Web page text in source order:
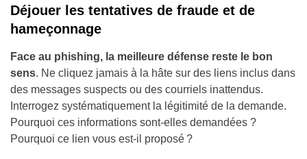
Déjouer les tentatives de fraude et de
hameçonnage
Face au phishing, la meilleure défense reste le bon
sens. Ne cliquez jamais à la hâte sur des liens inclus dans
des messages suspects ou des courriels inattendus.
Interrogez systématiquement la légitimité de la demande.
Pourquoi ces informations sont-elles demandées ?
Pourquoi ce lien vous est-il proposé ?